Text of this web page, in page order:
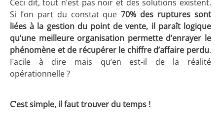
Ceci dit, tout n’est pas noir et des solutions existent.
Si l’on part du constat que70% des ruptures sont
liées à la gestion du point de vente, il paraît logique
qu’une meilleure organisation permette d’enrayer le
phénomène et de récupérer le chiffre d’affaire perdu.
Facile à dire mais qu’en est-il de la réalité
opérationnelle ?
C’est simple, il faut trouver du temps !